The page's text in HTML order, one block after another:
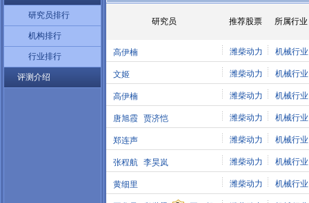
研究员排行
机构排行
行业排行
评测介绍
研究员 推荐股票 所属行业
高伊楠 潍柴动力 机械行业
文姬 潍柴动力 机械行业
高伊楠 潍柴动力 机械行业
唐旭霞 贾济恺 潍柴动力 机械行业
郑连声 潍柴动力 机械行业
张程航 李昊岚 潍柴动力 机械行业
黄细里 潍柴动力 机械行业